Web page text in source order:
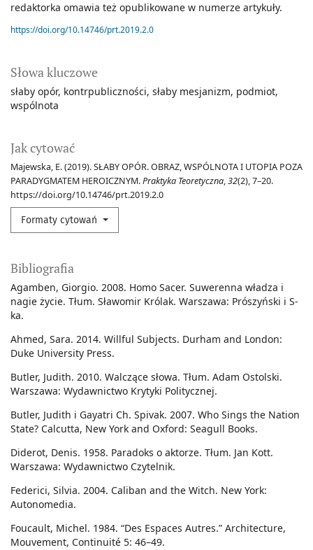
Słowa kluczowe
słaby opór kontrpubliczności słaby mesjanizm podmiot
wspólnota
Jak cytować
Majewska, E. (2019). SŁABY OPÓR. OBRAZ, WSPÓLNOTA I UTOPIA POZA
PARADYGMATEM HEROICZNYM.Praktyka Teoretyczna,32(2), 7–20.
https://doi.org/10.14746/prt.2019.2.0
Formaty cytowań
redaktorka omawia też opublikowane w numerze artykuły.
https://doi.org/10.14746/prt.2019.2.0
Bibliografia
Agamben, Giorgio. 2008. Homo Sacer. Suwerenna władza i
nagie życie. Tłum. Sławomir Królak. Warszawa: Prószyński i S-
ka.
Ahmed, Sara. 2014. Willful Subjects. Durham and London:
Duke University Press.
Butler, Judith. 2010. Walczące słowa. Tłum. Adam Ostolski.
Warszawa: Wydawnictwo Krytyki Politycznej.
Butler, Judith i Gayatri Ch. Spivak. 2007. Who Sings the Nation
State? Calcutta, New York and Oxford: Seagull Books.
Diderot, Denis. 1958. Paradoks o aktorze. Tłum. Jan Kott.
Warszawa: Wydawnictwo Czytelnik.
Federici, Silvia. 2004. Caliban and the Witch. New York:
Autonomedia.
Foucault, Michel. 1984. “Des Espaces Autres.” Architecture,
Mouvement, Continuité 5: 46–49.